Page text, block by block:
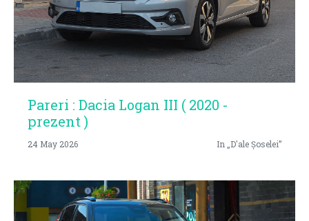
Pareri : Dacia Logan III ( 2020 -
prezent )
24 May 2026 In „D'ale Șoselei”